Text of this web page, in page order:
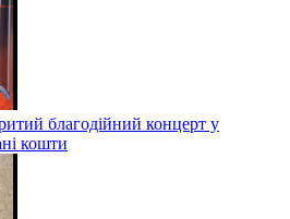
благодійний концерт у
кошти